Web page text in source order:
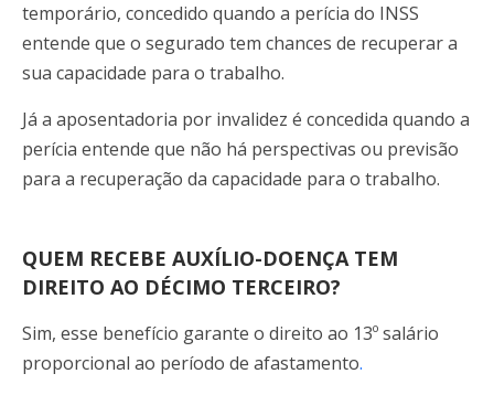
temporário, concedido quando a perícia do INSS
entende que o segurado tem chances de recuperar a
sua capacidade para o trabalho.
Já a aposentadoria por invalidez é concedida quando a
perícia entende que não há perspectivas ou previsão
para a recuperação da capacidade para o trabalho.
QUEM RECEBE AUXÍLIO-DOENÇA TEM
DIREITO AO DÉCIMO TERCEIRO?
Sim, esse benefício garante o direito ao 13º salário
proporcional ao período de afastamento.